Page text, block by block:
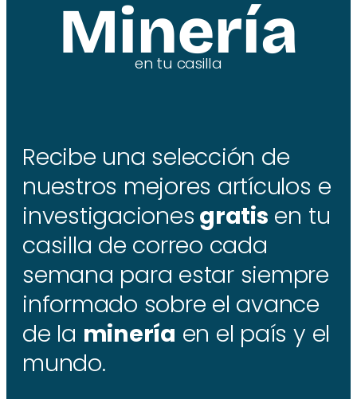
Minería
en tu casilla
Recibe una selección de
nuestros mejores artículos e
investigaciones gratis en tu
casilla de correo cada
semana para estar siempre
informado sobre el avance
de la minería en el país y el
mundo.